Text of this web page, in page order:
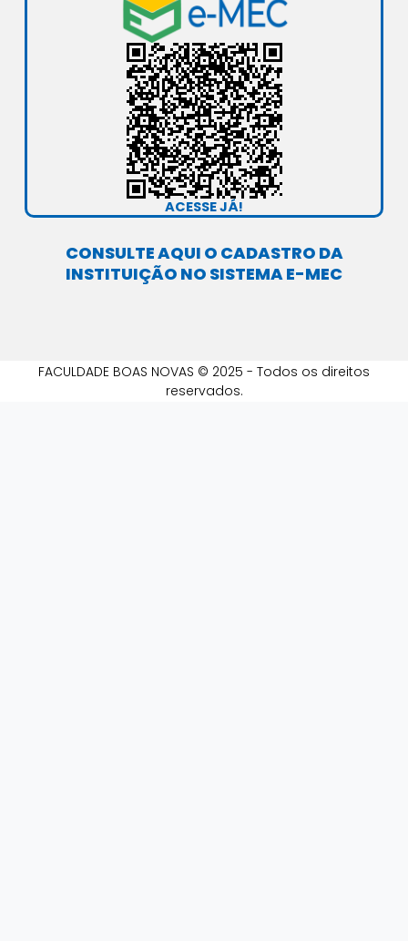
r
a
m
e
o
k
i
n
ACESSE JÁ!
CONSULTE AQUI O CADASTRO DA
INSTITUIÇÃO NO SISTEMA E-MEC
FACULDADE BOAS NOVAS © 2025 - Todos os direitos
reservados.